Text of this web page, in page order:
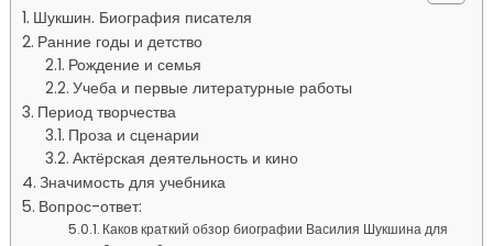
Шукшин. Биография писателя
Ранние годы и детство
Рождение и семья
Учеба и первые литературные работы
Период творчества
Проза и сценарии
Актёрская деятельность и кино
Значимость для учебника
Вопрос-ответ:
Каков краткий обзор биографии Василия Шукшина для